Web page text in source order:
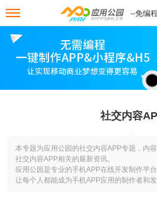
--免编
社交内容
本专题为应用公园的社交内容APP专题，内
社交内容APP相关的最新资讯。
应用公园是专业的手机APP在线开发制作平
让每个人都能成为手机APP应用的制作者和发